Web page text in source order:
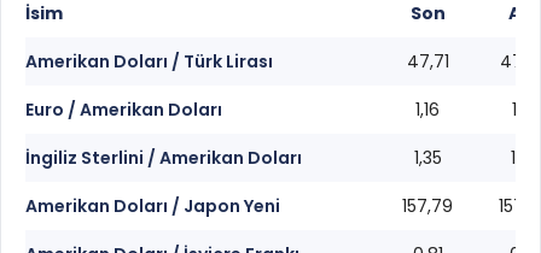
İsim Son
Alış
Amerikan Doları / Türk Lirası
47,71
Euro / Amerikan Doları
1,16
1,16
İngiliz Sterlini / Amerikan Doları
1,35
1,35
Amerikan Doları / Japon Yeni
157,79